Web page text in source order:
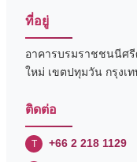
ที่อยู่
อาคารบรมราชชนนีศ
ใหม่ เขตปทุมวัน กรุงเ
ติดต่อ
T +66 2 218 1129